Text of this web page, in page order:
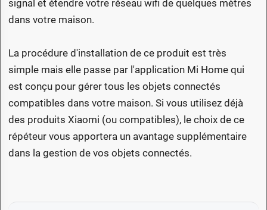
signal et étendre votre réseau wifi de quelques mètres
dans votre maison.
La procédure d'installation de ce produit est très
simple mais elle passe par l'application Mi Home qui
est conçu pour gérer tous les objets connectés
compatibles dans votre maison. Si vous utilisez déjà
des produits Xiaomi (ou compatibles), le choix de ce
répéteur vous apportera un avantage supplémentaire
dans la gestion de vos objets connectés.